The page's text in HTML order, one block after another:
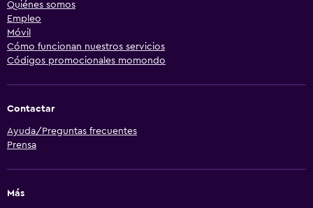
Quiénes somos
Empleo
Móvil
Cómo funcionan nuestros servicios
Códigos promocionales momondo
Contactar
Ayuda/Preguntas frecuentes
Prensa
Más